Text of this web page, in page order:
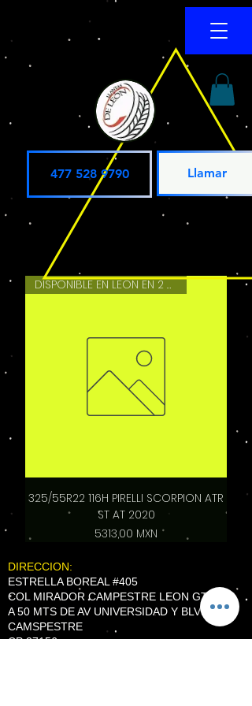
Llamar
477 528 9790
DISPONIBLE EN LEON EN 2 HRS
325/55R22 116H PIRELLI SCORPION ATR
ST AT 2020
Precio
5313,00 MXN
DIRECCION:
ESTRELLA BOREAL #405
COL MIRADOR CAMPESTRE LEON GTO.
A 50 MTS DE AV UNIVERSIDAD Y BLVD
CAMSPESTRE
CP 37156